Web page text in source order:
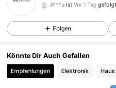
A***aist Vor 1 Tag gefolgt
Folgen
Könnte Dir Auch Gefallen
Empfehlungen Elektronik Haus